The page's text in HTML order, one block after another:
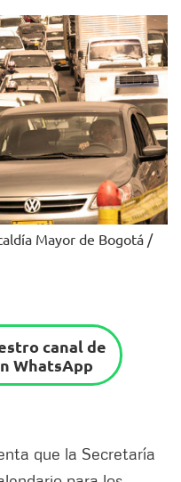
Mayor de Bogotá /
canal de
WhatsApp
que la Secretaría